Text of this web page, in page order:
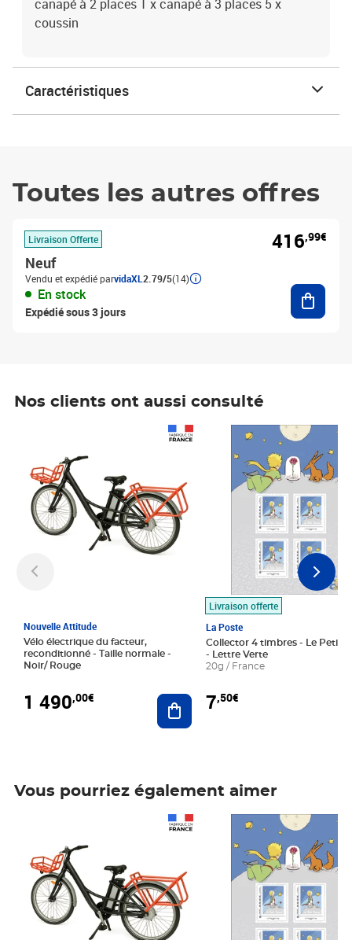
canapé à 2 places 1 x canapé à 3 places 5 x
coussin
Caractéristiques
Toutes les autres offres
Livraison Offerte
Neuf
Vendu et expédié parvidaXL 2.79/5(14)
En stock
Expédié sous 3 jours
416,99€
Nos clients ont aussi consulté
Nouvelle Attitude
Vélo électrique du facteur,
reconditionné - Taille normale -
Noir/ Rouge
1 490,00€ Ajouter au panier
Livraison offerte
La Poste
Collector 4 timbres - Le Petit
- Lettre Verte
20g / France
7,50€
Prix 7,50€
Vous pourriez également aimer
Prix 7,50€